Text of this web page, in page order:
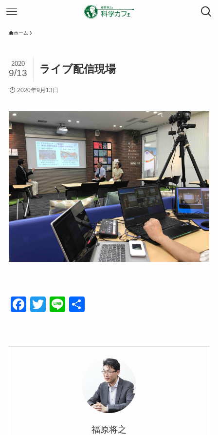
ホーム
ライブ配信現場
2020
9/13
2020年9月13日
F
e
T
er
Li
福原将之